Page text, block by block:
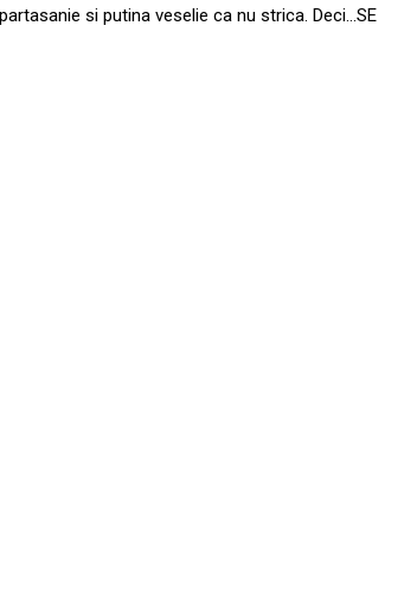
si putina veselie ca nu strica. Deci…SE